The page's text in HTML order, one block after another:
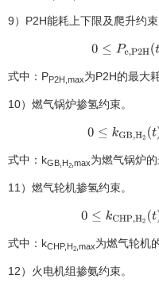
9）P2H能耗上下限及爬升约束
0 ≤P e,P2H(t)≤
式中：PP2H,max为P2H的最大
10）燃气锅炉掺氢约束。
0≤kGB,H2(t)≤
式中：kGB,H2 ,max为燃气锅炉的
11）燃气轮机掺氢约束。
0≤kCHP,H2(t)≤
式中：kCHP,H2 ,max为燃气轮机
12）火电机组掺氨约束。